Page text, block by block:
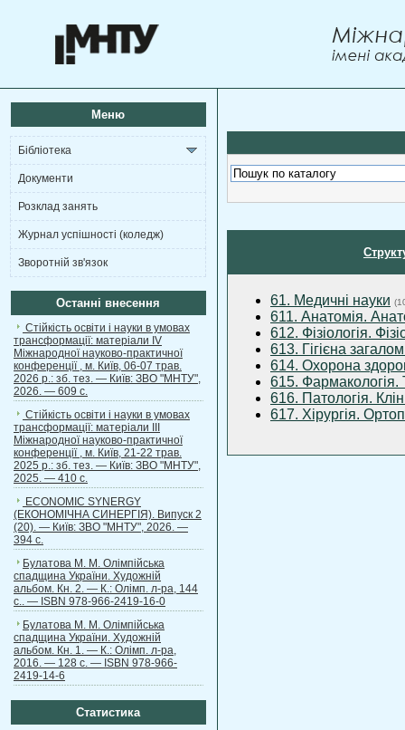
Меню
Бібліотека
Документи
Розклад занять
Журнал успішності (коледж)
Зворотній зв'язок
Останні внесення
Стійкість освіти і науки в умовах
трансформації: матеріали ІV
Міжнародної науково-практичної
конференції , м. Київ, 06-07 трав.
2026 р.: зб. тез. — Київ: ЗВО "МНТУ",
2026. — 609 с.
Стійкість освіти і науки в умовах
трансформації: матеріали ІІІ
Міжнародної науково-практичної
конференції , м. Київ, 21-22 трав.
2025 р.: зб. тез. — Київ: ЗВО "МНТУ",
2025. — 410 с.
ECONOMIC SYNERGY
(ЕКОНОМІЧНА СИНЕРГІЯ). Випуск 2
(20). — Київ: ЗВО "МНТУ", 2026. —
394 с.
Булатова М. М. Олімпійська
спадщина України. Художній
альбом. Кн. 2. — К.: Олімп. л-ра, 144
с.. — ISBN 978-966-2419-16-0
Булатова М. М. Олімпійська
спадщина України. Художній
альбом. Кн. 1. — К.: Олімп. л-ра,
2016. — 128 с. — ISBN 978-966-
2419-14-6
Статистика
61. Медичні науки
611. Анатомія.
612. Фізіологія.
613. Гігієна
614. Охорона
615. Фармакологія.
616. Патологія.
617. Хірургія.